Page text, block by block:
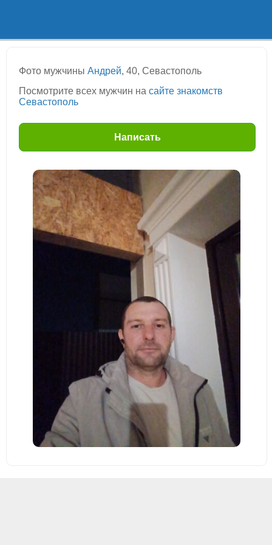
Фото мужчины Андрей, 40, Севастополь
Посмотрите всех мужчин на сайте знакомств
Севастополь
Написать